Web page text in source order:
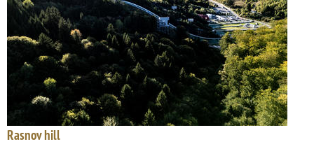
Rasnov hill